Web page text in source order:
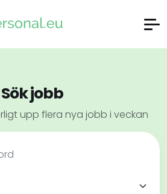
Sök jobb
upp flera nya jobb i veckan